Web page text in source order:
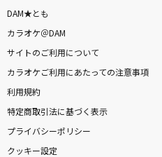
DAM★とも
カラオケ＠DAM
サイトのご利用について
カラオケご利用にあたっての注意事項
利用規約
特定商取引法に基づく表示
プライバシーポリシー
クッキー設定